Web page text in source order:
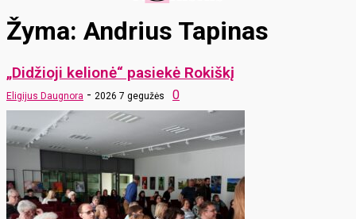
Žyma: Andrius Tapinas
„Didžioji kelionė“ pasiekė Rokiškį
Eligijus Daugnora - 2026 7 gegužės 0